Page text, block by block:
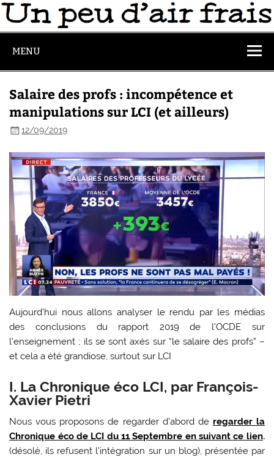
MENU
Salaire des profs : incompétence et
manipulations sur LCI (et ailleurs)
12/09/2019
Aujourd’hui nous allons analyser le rendu par les médias
des conclusions du rapport 2019 de l’OCDE sur
l’enseignement ; ils se sont axés sur “le salaire des profs” –
et cela a été grandiose, surtout sur LCI
I. La Chronique éco LCI, par François-
Xavier Pietri
Nous vous proposons de regarder d’abord de regarder la
Chronique éco de LCI du 11 Septembre en suivant ce lien.
(désolé, ils refusent l’intégration sur un blog), présentée par